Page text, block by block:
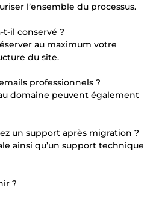
l’ensemble du processus.
t-il conservé ?
au maximum votre
du site.
professionnels ?
domaine peuvent également
un support après migration ?
ainsi qu’un support technique
?